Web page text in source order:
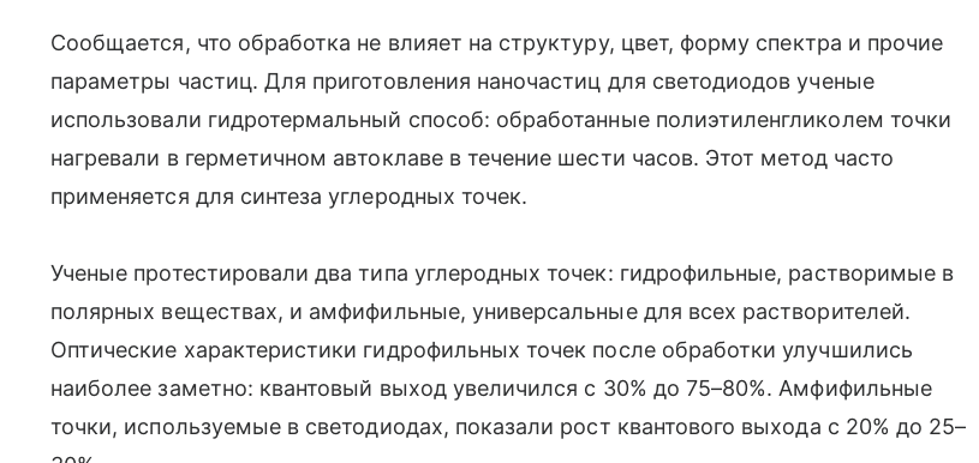
Сообщается, что обработка не влияет на структуру, цвет, форму спектра и прочие
параметры частиц. Для приготовления наночастиц для светодиодов ученые
использовали гидротермальный способ: обработанные полиэтиленгликолем точки
нагревали в герметичном автоклаве в течение шести часов. Этот метод часто
применяется для синтеза углеродных точек.
Ученые протестировали два типа углеродных точек: гидрофильные, растворимые в
полярных веществах, и амфифильные, универсальные для всех растворителей.
Оптические характеристики гидрофильных точек после обработки улучшились
наиболее заметно: квантовый выход увеличился с 30% до 75–80%. Амфифильные
точки, используемые в светодиодах, показали рост квантового выхода с 20% до 25–